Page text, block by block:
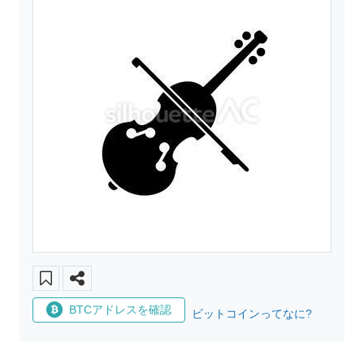
BTCアドレスを確認 ビットコインってなに?